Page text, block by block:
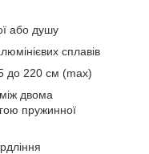
або душу
сплавів
до 220 см (max)
двома
пружинної